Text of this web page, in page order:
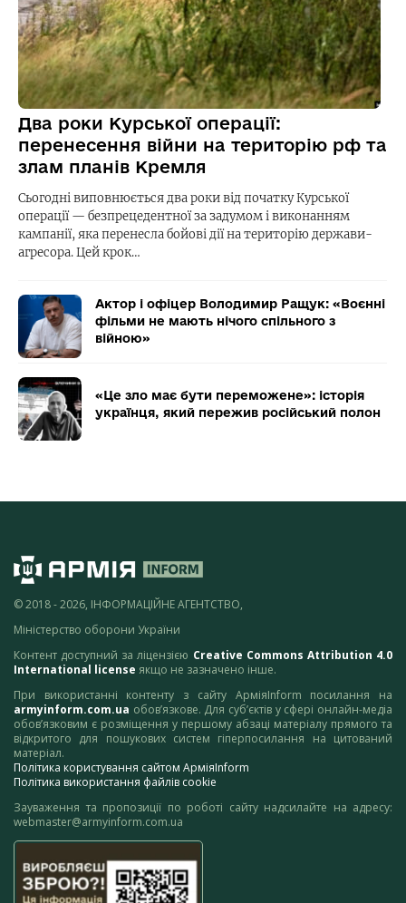
Два роки Курської операції:
перенесення війни на територію рф та
злам планів Кремля
Сьогодні виповнюється два роки від початку Курської
операції — безпрецедентної за задумом і виконанням
кампанії, яка перенесла бойові дії на територію держави-
агресора. Цей крок…
Актор і офіцер Володимир Ращук: «Воєнні
фільми не мають нічого спільного з
війною»
«Це зло має бути переможене»: історія
українця, який пережив російський полон
© 2018 - 2026, ІНФОРМАЦІЙНЕ АГЕНТСТВО,
Міністерство оборони України
Контент доступний за ліцензією Creative Commons Attribution 4.0
International license якщо не зазначено інше.
При використанні контенту з сайту АрміяInform посилання на
armyinform.com.ua обов’язкове. Для суб’єктів у сфері онлайн-медіа
обов’язковим є розміщення у першому абзаці матеріалу прямого та
відкритого для пошукових систем гіперпосилання на цитований
матеріал.
Політика користування сайтом АрміяInform
Політика використання файлів cookie
Зауваження та пропозиції по роботі сайту надсилайте на адресу:
webmaster@armyinform.com.ua